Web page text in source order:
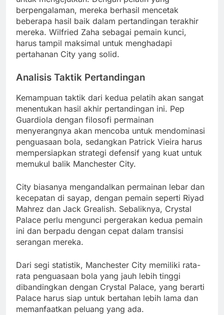
berpengalaman, mereka berhasil mencetak
beberapa hasil baik dalam pertandingan terakhir
mereka. Wilfried Zaha sebagai pemain kunci,
harus tampil maksimal untuk menghadapi
pertahanan City yang solid.
Analisis Taktik Pertandingan
Kemampuan taktik dari kedua pelatih akan sangat
menentukan hasil akhir pertandingan ini. Pep
Guardiola dengan filosofi permainan
menyerangnya akan mencoba untuk mendominasi
penguasaan bola, sedangkan Patrick Vieira harus
mempersiapkan strategi defensif yang kuat untuk
memukul balik Manchester City.
City biasanya mengandalkan permainan lebar dan
kecepatan di sayap, dengan pemain seperti Riyad
Mahrez dan Jack Grealish. Sebaliknya, Crystal
Palace perlu mengunci pergerakan kedua pemain
ini dan berpadu dengan cepat dalam transisi
serangan mereka.
Dari segi statistik, Manchester City memiliki rata-
rata penguasaan bola yang jauh lebih tinggi
dibandingkan dengan Crystal Palace, yang berarti
Palace harus siap untuk bertahan lebih lama dan
memanfaatkan peluang yang ada.